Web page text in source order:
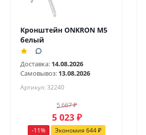
Кронштейн ONKRON M5
белый
Доставка: 14.08.2026
Самовывоз: 13.08.2026
Артикул: 32240
5 667₽
5 023₽
-11% Экономия 644₽